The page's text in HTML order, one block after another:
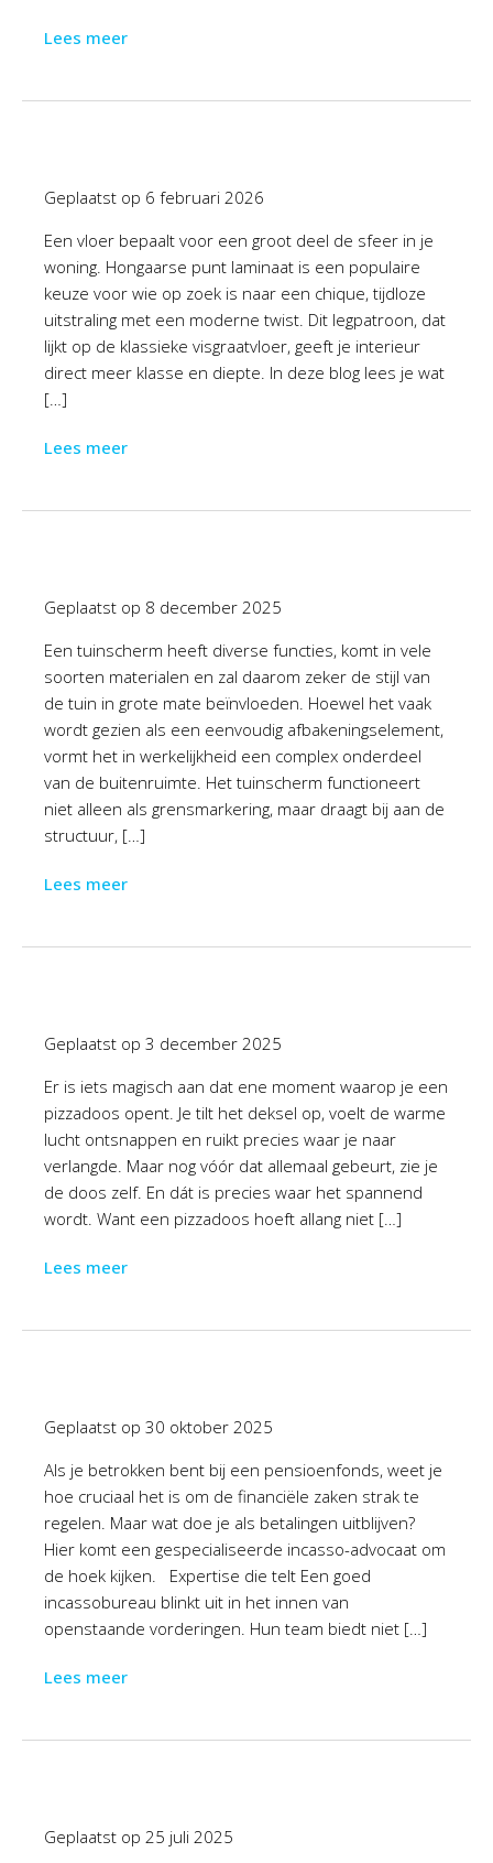
Lees meer
Geplaatst op 6 februari 2026
Een vloer bepaalt voor een groot deel de sfeer in je
woning. Hongaarse punt laminaat is een populaire
keuze voor wie op zoek is naar een chique, tijdloze
uitstraling met een moderne twist. Dit legpatroon, dat
lijkt op de klassieke visgraatvloer, geeft je interieur
direct meer klasse en diepte. In deze blog lees je wat
[…]
Lees meer
Geplaatst op 8 december 2025
Een tuinscherm heeft diverse functies, komt in vele
soorten materialen en zal daarom zeker de stijl van
de tuin in grote mate beïnvloeden. Hoewel het vaak
wordt gezien als een eenvoudig afbakeningselement,
vormt het in werkelijkheid een complex onderdeel
van de buitenruimte. Het tuinscherm functioneert
niet alleen als grensmarkering, maar draagt bij aan de
structuur, […]
Lees meer
Geplaatst op 3 december 2025
Er is iets magisch aan dat ene moment waarop je een
pizzadoos opent. Je tilt het deksel op, voelt de warme
lucht ontsnappen en ruikt precies waar je naar
verlangde. Maar nog vóór dat allemaal gebeurt, zie je
de doos zelf. En dát is precies waar het spannend
wordt. Want een pizzadoos hoeft allang niet […]
Lees meer
Geplaatst op 30 oktober 2025
Als je betrokken bent bij een pensioenfonds, weet je
hoe cruciaal het is om de financiële zaken strak te
regelen. Maar wat doe je als betalingen uitblijven?
Hier komt een gespecialiseerde incasso-advocaat om
de hoek kijken. Expertise die telt Een goed
incassobureau blinkt uit in het innen van
openstaande vorderingen. Hun team biedt niet […]
Lees meer
Geplaatst op 25 juli 2025